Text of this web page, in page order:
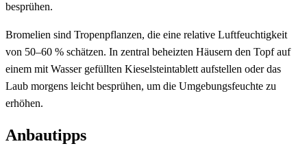
besprühen.
Bromelien sind Tropenpflanzen, die eine relative Luftfeuchtigkeit
von 50–60 % schätzen. In zentral beheizten Häusern den Topf auf
einem mit Wasser gefüllten Kieselsteintablett aufstellen oder das
Laub morgens leicht besprühen, um die Umgebungsfeuchte zu
erhöhen.
Anbautipps